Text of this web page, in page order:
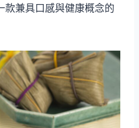
款兼具口感與健康概念的